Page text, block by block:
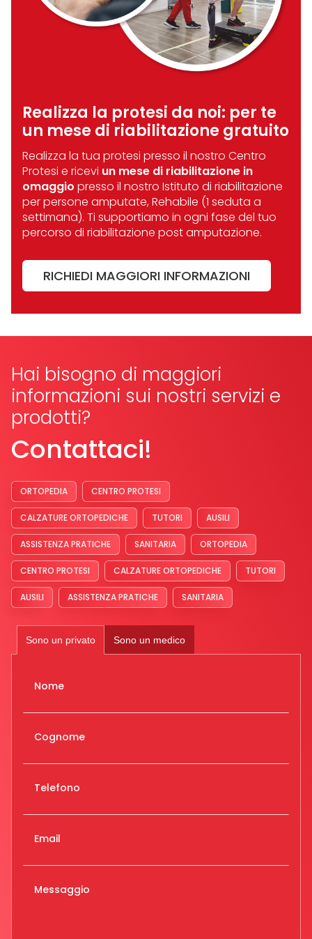
Realizza la protesi da noi: per te
un mese di riabilitazione gratuito
Realizza la tua protesi presso il nostro Centro
Protesi e ricevi un mese di riabilitazione in
omaggio presso il nostro Istituto di riabilitazione
per persone amputate, Rehabile (1 seduta a
settimana). Ti supportiamo in ogni fase del tuo
percorso di riabilitazione post amputazione.
RICHIEDI MAGGIORI INFORMAZIONI
Hai bisogno di maggiori
informazioni sui nostri servizi e
prodotti?
Contattaci!
ORTOPEDIA CENTRO PROTESI
CALZATURE ORTOPEDICHE TUTORI AUSILI
ASSISTENZA PRATICHE SANITARIA ORTOPEDIA
CENTRO PROTESI CALZATURE ORTOPEDICHE TUTORI
AUSILI ASSISTENZA PRATICHE SANITARIA
Sono un privato Sono un medico
Nome
Cognome
Telefono
Email
Messaggio